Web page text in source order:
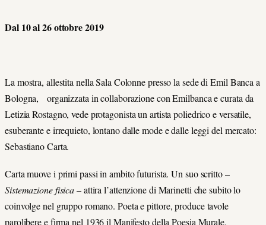
Dal 10 al 26 ottobre 2019
La mostra, allestita nella Sala Colonne presso la sede di Emil Banca a
Bologna, organizzata in collaborazione con Emilbanca e curata da
Letizia Rostagno, vede protagonista un artista poliedrico e versatile,
esuberante e irrequieto, lontano dalle mode e dalle leggi del mercato:
Sebastiano Carta.
Carta muove i primi passi in ambito futurista. Un suo scritto –
Sistemazione fisica– attira l’attenzione di Marinetti che subito lo
coinvolge nel gruppo romano. Poeta e pittore, produce tavole
parolibere e firma nel 1936 il Manifesto della Poesia Murale.